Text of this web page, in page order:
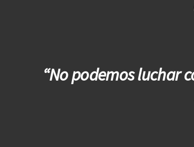
“No podemos luchar